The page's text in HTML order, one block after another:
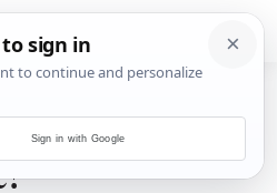
s djetetom dok
Sign in with Google